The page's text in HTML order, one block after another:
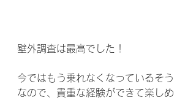
壁外調査は最高でした！
今ではもう乗れなくなっているそう
なので、貴重な経験ができて楽しめ